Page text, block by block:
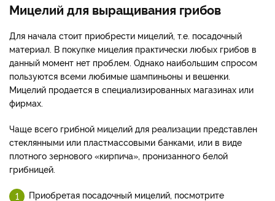
Мицелий для выращивания грибов
Для начала стоит приобрести мицелий, т.е. посадочный
материал. В покупке мицелия практически любых грибов в
данный момент нет проблем. Однако наибольшим спросом
пользуются всеми любимые шампиньоны и вешенки.
Мицелий продается в специализированных магазинах или
фирмах.
Чаще всего грибной мицелий для реализации представлен
стеклянными или пластмассовыми банками, или в виде
плотного зернового «кирпича», пронизанного белой
грибницей.
Приобретая посадочный мицелий, посмотрите